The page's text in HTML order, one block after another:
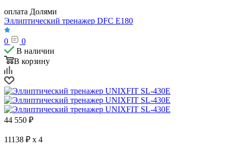
оплата Долями
Эллиптический тренажер DFC E180
0
0
В наличии
В корзину
44 550 ₽
11138 ₽ x 4